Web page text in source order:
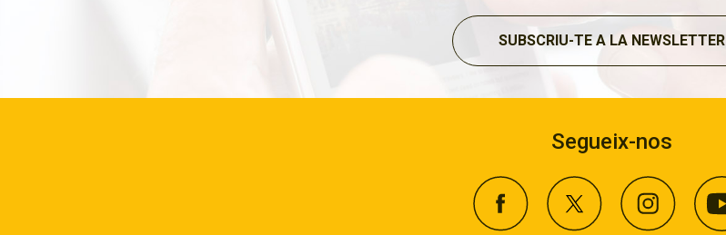
SUBSCRIU-TE A LA NEWSLETTER
Segueix-nos